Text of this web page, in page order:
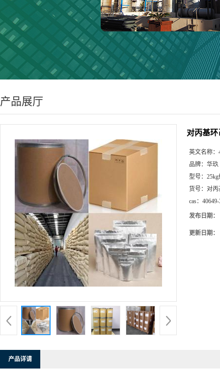
产品展厅
对丙基
英文名称：
品牌： 华玖
型号：
货号： 对丙
cas：
发布日期：
更新日期：
产品详请